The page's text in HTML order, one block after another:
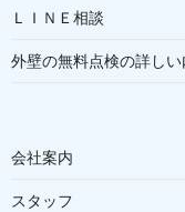
ＬＩＮＥ相談
外壁の無料点検の詳し
会社案内
スタッフ